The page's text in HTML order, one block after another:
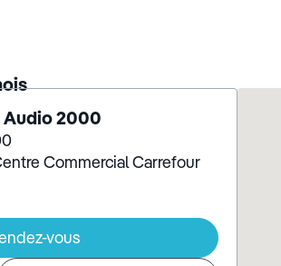
2000
Commercial Carrefour
vous